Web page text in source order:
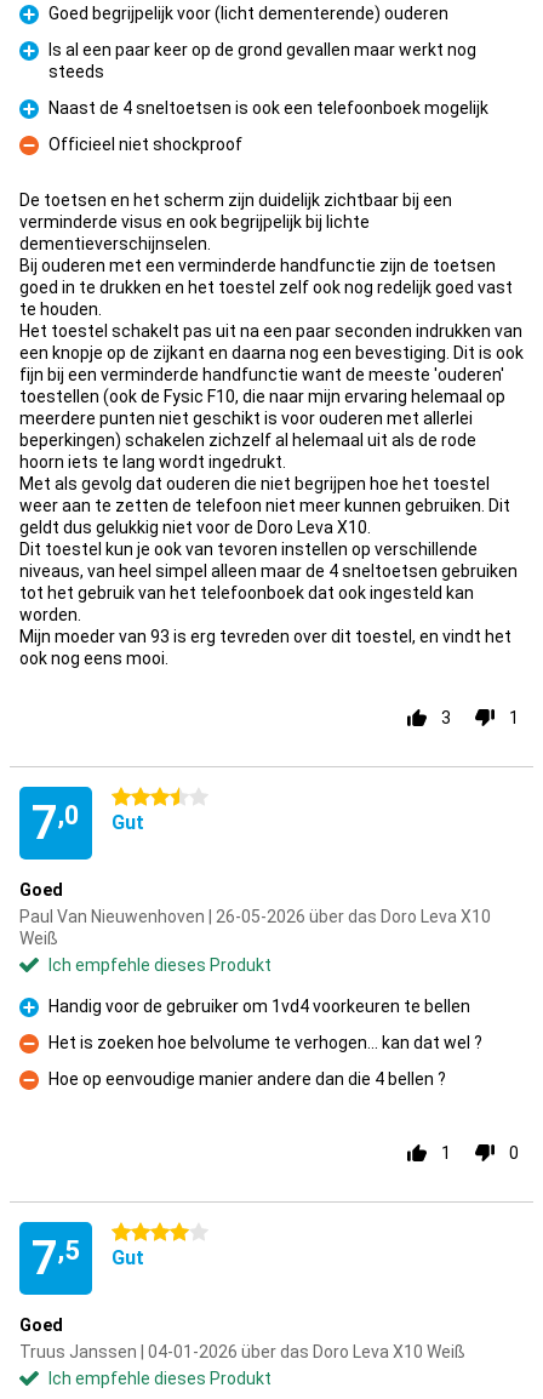
Pro
Goed begrijpelijk voor (licht dementerende) ouderen
Is al een paar keer op de grond gevallen maar werkt nog
steeds
Pro
Naast de 4 sneltoetsen is ook een telefoonboek mogelijk
Kontra
Officieel niet shockproof
De toetsen en het scherm zijn duidelijk zichtbaar bij een
verminderde visus en ook begrijpelijk bij lichte
dementieverschijnselen.
Bij ouderen met een verminderde handfunctie zijn de toetsen
goed in te drukken en het toestel zelf ook nog redelijk goed vast
te houden.
Het toestel schakelt pas uit na een paar seconden indrukken van
een knopje op de zijkant en daarna nog een bevestiging. Dit is ook
fijn bij een verminderde handfunctie want de meeste 'ouderen'
toestellen (ook de Fysic F10, die naar mijn ervaring helemaal op
meerdere punten niet geschikt is voor ouderen met allerlei
beperkingen) schakelen zichzelf al helemaal uit als de rode
hoorn iets te lang wordt ingedrukt.
Met als gevolg dat ouderen die niet begrijpen hoe het toestel
weer aan te zetten de telefoon niet meer kunnen gebruiken. Dit
geldt dus gelukkig niet voor de Doro Leva X10.
Dit toestel kun je ook van tevoren instellen op verschillende
niveaus, van heel simpel alleen maar de 4 sneltoetsen gebruiken
tot het gebruik van het telefoonboek dat ook ingesteld kan
worden.
Mijn moeder van 93 is erg tevreden over dit toestel, en vindt het
ook nog eens mooi.
3 1
7,0
3.5 Sterne
Gut
Goed
Paul Van Nieuwenhoven | 26-05-2026 über das Doro Leva X10
Weiß
Ich empfehle dieses Produkt
Pro
Handig voor de gebruiker om 1vd4 voorkeuren te bellen
Kontra
Het is zoeken hoe belvolume te verhogen... kan dat wel ?
Kontra
Hoe op eenvoudige manier andere dan die 4 bellen ?
1 0
7,5
4 Sterne
Gut
Goed
Truus Janssen | 04-01-2026 über das Doro Leva X10 Weiß
Ich empfehle dieses Produkt